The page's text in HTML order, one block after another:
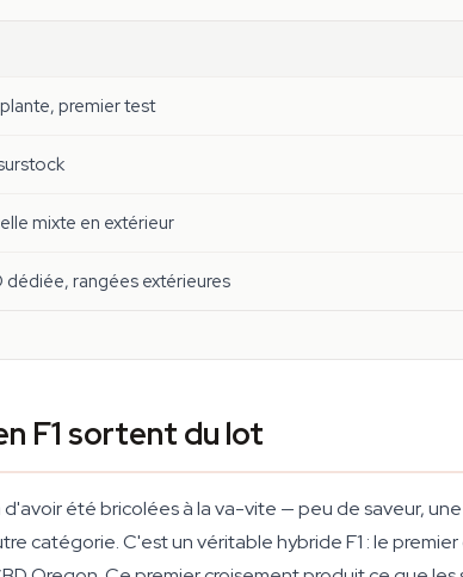
premier test
mixte en extérieur
rangées extérieures
F1 sortent du lot
été bricolées à la va-vite — peu de saveur,
catégorie. C'est un véritable hybride F1 : le